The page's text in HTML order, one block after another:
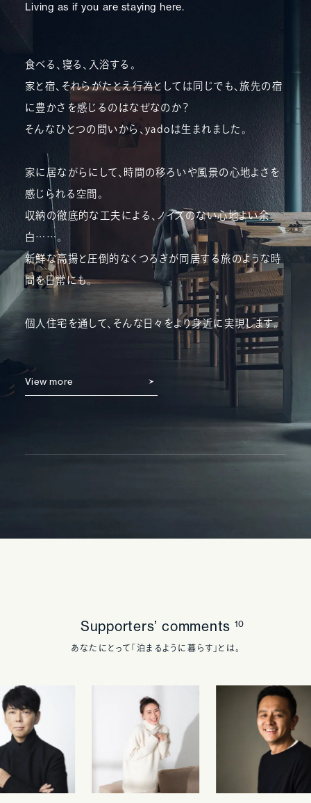
Living as if you are staying here.
食べる、寝る、入浴する。
家と宿、それらがたとえ行為としては同じでも、旅先の宿
に豊かさを感じるのはなぜなのか？
そんなひとつの問いから、yadoは生まれました。
家に居ながらにして、時間の移ろいや風景の心地よさを
感じられる空間。
収納の徹底的な工夫による、ノイズのない心地よい余
白……。
新鮮な高揚と圧倒的なくつろぎが同居する旅のような時
間を日常にも。
個人住宅を通して、そんな日々をより身近に実現します。
View more
Supporters’ comments 10
あなたにとって「泊まるように暮らす」とは。